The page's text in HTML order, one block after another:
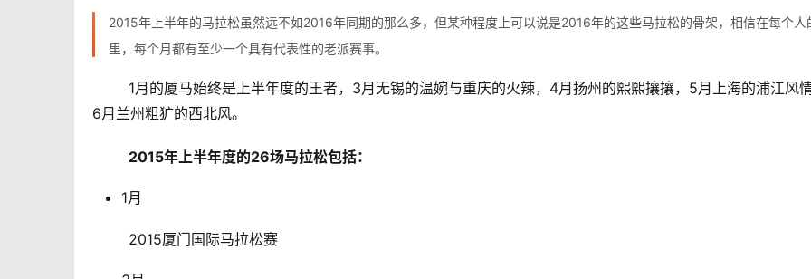
2015年上半年的马拉松虽然远不如2016年同期的那么多，但某种程度上可以说是2016年的这些马拉松的骨架，相信在每个人
里，每个月都有至少一个具有代表性的老派赛事。
6月兰州粗犷的西北风。
2015年上半年度的26场马拉松包括：
1月
	2015厦门国际马拉松赛